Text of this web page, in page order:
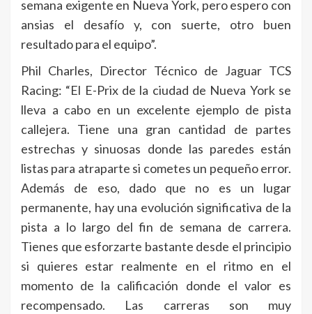
semana exigente en Nueva York, pero espero con
ansias el desafío y, con suerte, otro buen
resultado para el equipo”.
Phil Charles, Director Técnico de Jaguar TCS
Racing: “El E-Prix de la ciudad de Nueva York se
lleva a cabo en un excelente ejemplo de pista
callejera. Tiene una gran cantidad de partes
estrechas y sinuosas donde las paredes están
listas para atraparte si cometes un pequeño error.
Además de eso, dado que no es un lugar
permanente, hay una evolución significativa de la
pista a lo largo del fin de semana de carrera.
Tienes que esforzarte bastante desde el principio
si quieres estar realmente en el ritmo en el
momento de la calificación donde el valor es
recompensado. Las carreras son muy